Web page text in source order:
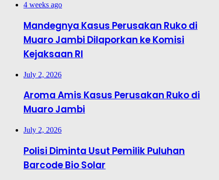
4 weeks ago
Mandegnya Kasus Perusakan Ruko di
Muaro Jambi Dilaporkan ke Komisi
Kejaksaan RI
July 2, 2026
Aroma Amis Kasus Perusakan Ruko di
Muaro Jambi
July 2, 2026
Polisi Diminta Usut Pemilik Puluhan
Barcode Bio Solar